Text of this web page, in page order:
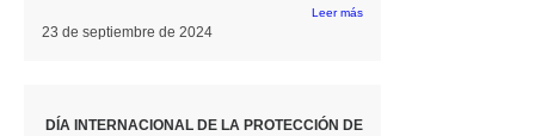
Leer más
23 de septiembre de 2024
DÍA INTERNACIONAL DE LA PROTECCIÓN DE